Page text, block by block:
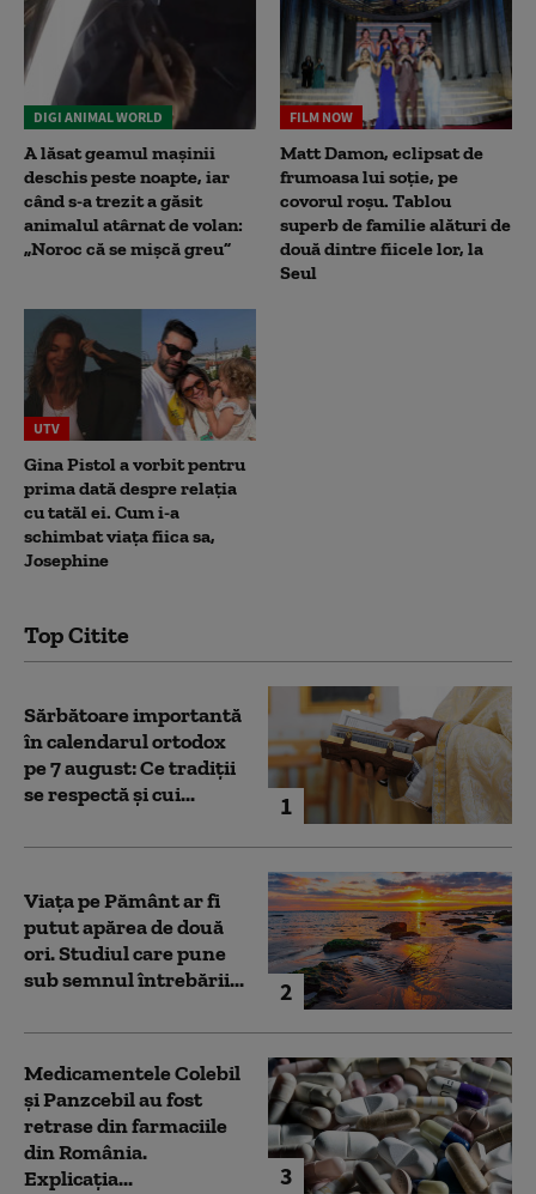
DIGI ANIMAL WORLD
A lăsat geamul mașinii
deschis peste noapte, iar
când s-a trezit a găsit
animalul atârnat de volan:
„Noroc că se mișcă greu”
FILM NOW
Matt Damon, eclipsat de
frumoasa lui soție, pe
covorul roșu. Tablou
superb de familie alături de
două dintre fiicele lor, la
Seul
UTV
Gina Pistol a vorbit pentru
prima dată despre relația
cu tatăl ei. Cum i-a
schimbat viața fiica sa,
Josephine
Top Citite
1
Sărbătoare importantă
în calendarul ortodox
pe 7 august: Ce tradiții
se respectă și cui...
2
Viața pe Pământ ar fi
putut apărea de două
ori. Studiul care pune
sub semnul întrebării...
3
Medicamentele Colebil
și Panzcebil au fost
retrase din farmaciile
din România.
Explicația...